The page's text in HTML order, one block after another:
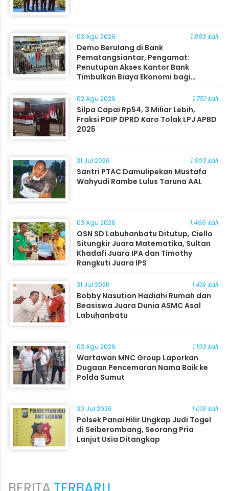
03 Agu 2026 1.893 kali
Demo Berulang di Bank
Pematangsiantar, Pengamat:
Penutupan Akses Kantor Bank
Timbulkan Biaya Ekonomi bagi
Masyarakat
02 Agu 2026 1.751 kali
Silpa Capai Rp54, 3 Miliar Lebih,
Fraksi PDIP DPRD Karo Tolak LPJ APBD
2025
31 Jul 2026 1.603 kali
Santri PTAC Damulipekan Mustafa
Wahyudi Rambe Lulus Taruna AAL
03 Agu 2026 1.466 kali
OSN SD Labuhanbatu Ditutup, Ciello
Situngkir Juara Matematika, Sultan
Khadafi Juara IPA dan Timothy
Rangkuti Juara IPS
31 Jul 2026 1.419 kali
Bobby Nasution Hadiahi Rumah dan
Beasiswa Juara Dunia ASMC Asal
Labuhanbatu
03 Agu 2026 1.103 kali
Wartawan MNC Group Laporkan
Dugaan Pencemaran Nama Baik ke
Polda Sumut
30 Jul 2026 1.019 kali
Polsek Panai Hilir Ungkap Judi Togel
di Seiberombang, Seorang Pria
Lanjut Usia Ditangkap